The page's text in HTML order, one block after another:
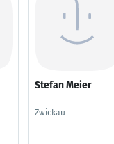
Stefan Meier
---
Zwickau